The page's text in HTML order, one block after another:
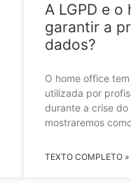
A LGPD e
garantir a
dados?
O home office
utilizada por
durante a crise do
mostraremos
TEXTO COMPLETO »